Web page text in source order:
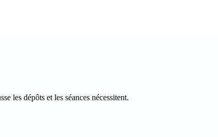
les dépôts et les séances nécessitent.